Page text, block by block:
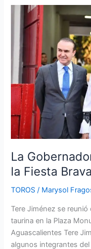
La
la Fiesta Brava
TOROS / Marysol
Tere Jiménez se
taurina en la Plaza
Aguascalientes Tere
algunos integrantes
Gobernadora
Ags.,
respalda
Fiesta
Brava